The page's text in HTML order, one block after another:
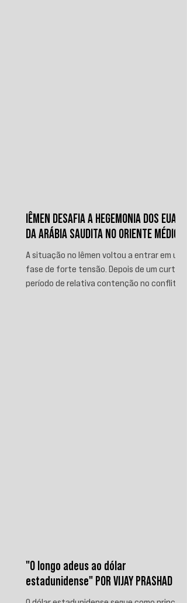
IÊMEN DESAFIA A HEGEMONIA DOS EUA E
DA ARÁBIA SAUDITA NO ORIENTE MÉDIO
A situação no Iêmen voltou a entrar em uma
fase de forte tensão. Depois de um curto
período de relativa contenção no conflito,
"O longo adeus ao dólar
estadunidense" POR VIJAY PRASHAD